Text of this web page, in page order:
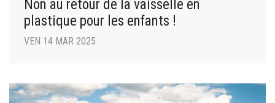
Non au retour de la vaisselle en
plastique pour les enfants !
VEN 14 MAR 2025